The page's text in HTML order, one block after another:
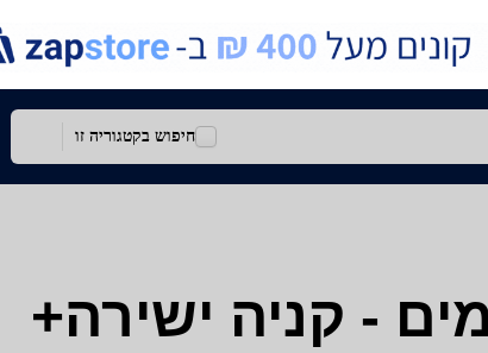
חיפוש בקטגוריה זו
- קניה ישירה+